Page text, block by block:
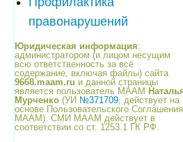
правонарушений
Юридическая информация:
администратором (и лицом несущим
всю ответственность за всё
содержание, включая файлы) сайта
9668.maam.ru и данной страницы
является пользователь МААМ
Мурченко (УИ №371709, действует на
основе Пользовательского Соглашения
МААМ). СМИ МААМ действует в
соответствии со ст. 1253.1 ГК РФ.